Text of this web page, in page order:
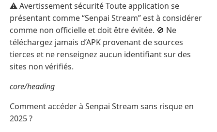
⚠️ Avertissement sécurité Toute application se
présentant comme “Senpai Stream” est à considérer
comme non officielle et doit être évitée. 🚫 Ne
téléchargez jamais d’APK provenant de sources
tierces et ne renseignez aucun identifiant sur des
sites non vérifiés.
core/heading
Comment accéder à Senpai Stream sans risque en
2025 ?